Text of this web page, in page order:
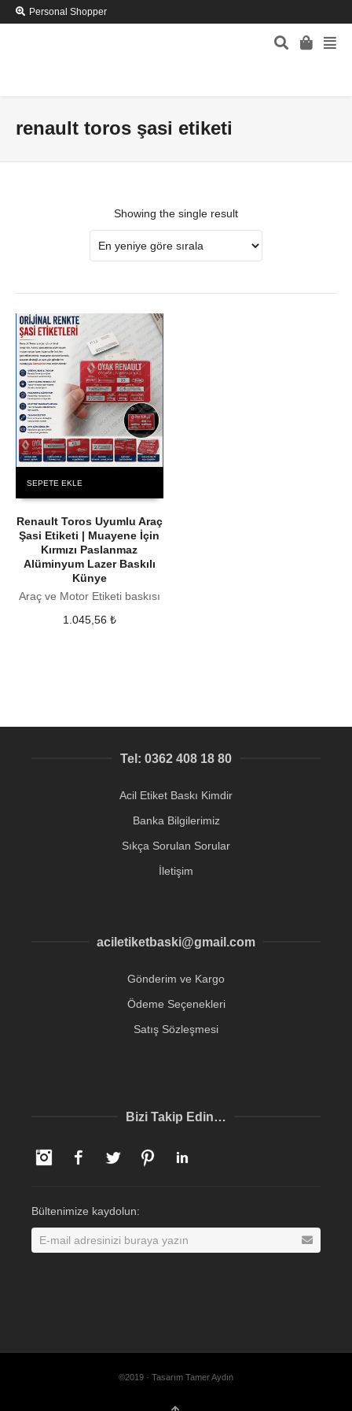
Personal Shopper
renault toros şasi etiketi
Showing the single result
SEPETE EKLE
Renault Toros Uyumlu Araç
Şasi Etiketi | Muayene İçin
Kırmızı Paslanmaz
Alüminyum Lazer Baskılı
Künye
Araç ve Motor Etiketi baskısı
1.045,56 ₺
Tel: 0362 408 18 80
Acil Etiket Baskı Kimdir
Banka Bilgilerimiz
Sıkça Sorulan Sorular
İletişim
aciletiketbaski@gmail.com
Gönderim ve Kargo
Ödeme Seçenekleri
Satış Sözleşmesi
Bizi Takip Edin…
InstagramFacebookTwitter Pinterest
Bültenimize kaydolun:
©2019 · Tasarım Tamer Aydın